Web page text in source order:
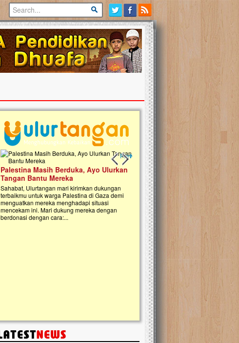
Previous slide
Next slide
Palestina Masih Berduka, Ayo Ulurkan
Tangan Bantu Mereka
Sahabat, Ulurtangan mari kirimkan dukungan
terbaikmu untuk warga Palestina di Gaza demi
menguatkan mereka menghadapi situasi
mencekam ini. Mari dukung mereka dengan
berdonasi dengan cara:...
Open Donasi Wakaf
Rumah Qur'an & TK Islam
Najjah di Jonggol
Saat ini, Ulurtangan bersama Yayasan
Najjahtul Islam Jonggol sedang merintis
pembangunan Rumah Qur’an dan
kanak Islam Terpadu (TKIT) An Najjah
Gedung Majelis Taklim di Jonggol,...